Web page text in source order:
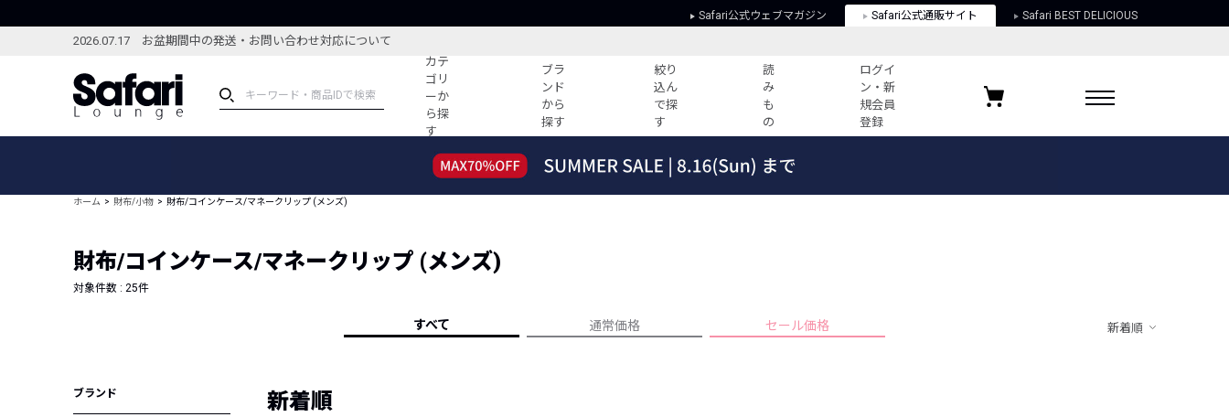
Safari公式ウェブマガジン Safari公式通販サイト Safari BEST DELICIOUS
2026.07.17 お盆期間中の発送・お問い合わせ対応について
カテ
ゴリ
ーか
ら探
す
ブラ
ンド
から
探す
絞り
込ん
で探
す
読
み
も
の
ログイ
ン・新
規会員
登録
ブランドから探す
新着アイテム
編集部のおすすめアイテム
特集記事
コーディネート
すべての記事
人気記事ランキング
プライバシーポリシー
お気に入りブランド
ホーム 財布/小物 財布/コインケース/マネークリップ (メンズ)
財布/コインケース/マネークリップ (メンズ)
対象件数 : 25件
すべて 通常価格 セール価格 新着順
ブランド 新着順